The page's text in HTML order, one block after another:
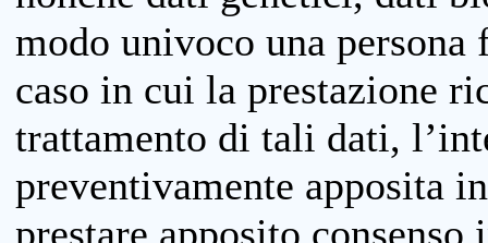
modo univoco una
caso in cui la prestazione
trattamento di tali dati,
preventivamente apposita
prestare apposito